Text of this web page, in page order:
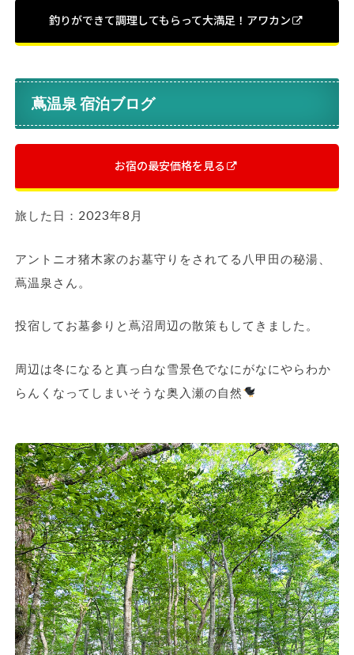
釣りができて調理してもらって大満足！アワカン
蔦温泉 宿泊ブログ
お宿の最安価格を見る
旅した日：2023年8月
アントニオ猪木家のお墓守りをされてる八甲田の秘湯、
蔦温泉さん。
投宿してお墓参りと蔦沼周辺の散策もしてきました。
周辺は冬になると真っ白な雪景色でなにがなにやらわか
らんくなってしまいそうな奥入瀬の自然